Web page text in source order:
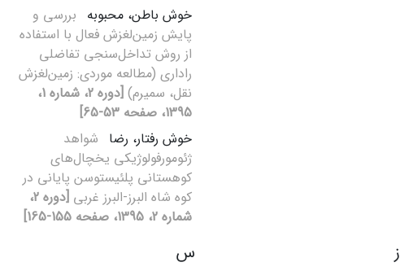
خوش باطن، محبوبه بررسی و
پایش زمین‌لغزش فعال با استفاده
از روش تداخل‌سنجی تفاضلی
راداری (مطالعه موردی: زمین‌لغزش
نقل، سمیرم)
[دوره 2، شماره 1،
1395، صفحه 53-65]
خوش رفتار، رضا شواهد
ژئومورفولوژیکی یخچال‌های
کوهستانی پلئیستوسن پایانی در
کوه شاه البرز-البرز غربی
[دوره 2،
شماره 2، 1395، صفحه 155-165]
ز س